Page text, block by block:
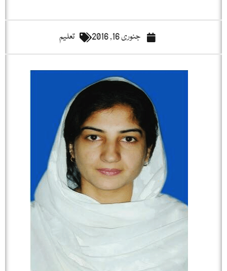
جنوری 16, 2016 تعلیم